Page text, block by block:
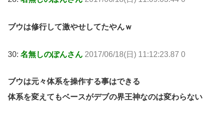
ブウは修行して激やせしてたやんｗ
30: 名無しのぽんさん 2017/06/18(日) 11:12:23.87 0
ブウは元々体系を操作する事はできる
体系を変えてもベースがデブの界王神なのは変わらない